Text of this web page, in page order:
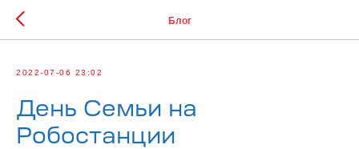
Блог
2022-07-06 23:02
День Семьи на
Робостанции